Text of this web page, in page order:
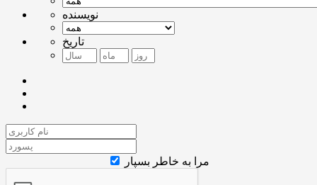
نویسنده
تاریخ
مرا به خاطر بسپار